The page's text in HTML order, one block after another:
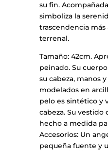
su fin.
simboliza la
trascendencia más
terrenal.
Tamaño: 42cm.
peinado. Su
su cabeza, manos
modelados en
pelo es sintético y
cabeza. Su vestido
hecho a medida
Accesorios: Un
pequeña fuente y